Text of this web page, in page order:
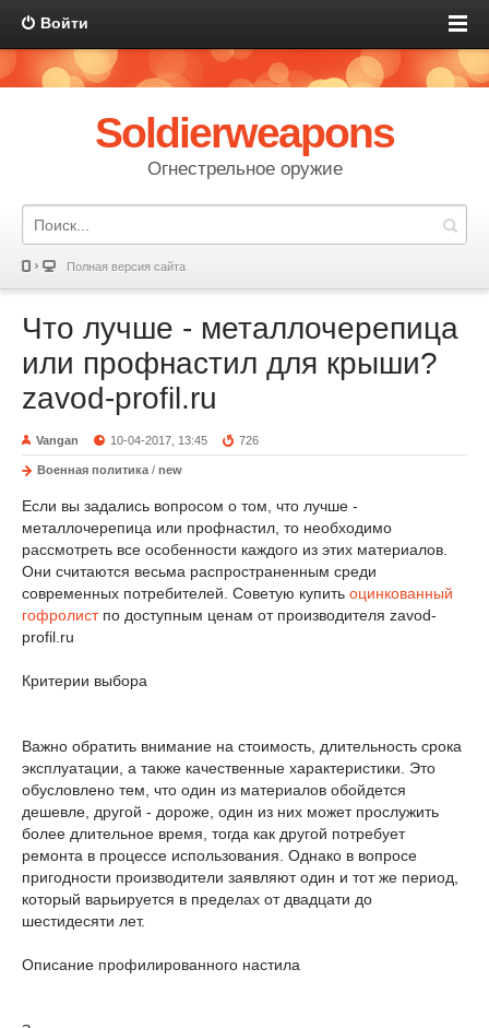
Войти
Soldierweapons
Огнестрельное оружие
Полная версия сайта
Что лучше - металлочерепица
или профнастил для крыши?
zavod-profil.ru
Vangan 10-04-2017, 13:45 726
Военная политика / new
Если вы задались вопросом о том, что лучше -
металлочерепица или профнастил, то необходимо
рассмотреть все особенности каждого из этих материалов.
Они считаются весьма распространенным среди
современных потребителей. Советую купить оцинкованный
гофролистпо доступным ценам от производителя zavod-
profil.ru
Критерии выбора
Важно обратить внимание на стоимость, длительность срока
эксплуатации, а также качественные характеристики. Это
обусловлено тем, что один из материалов обойдется
дешевле, другой - дороже, один из них может прослужить
более длительное время, тогда как другой потребует
ремонта в процессе использования. Однако в вопросе
пригодности производители заявляют один и тот же период,
который варьируется в пределах от двадцати до
шестидесяти лет.
Описание профилированного настила